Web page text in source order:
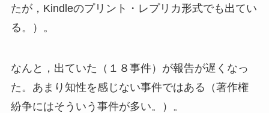
たが，Kindleのプリント・レプリカ形式でも出てい
る。）。
なんと，出ていた（１８事件）が報告が遅くなっ
た。あまり知性を感じない事件ではある（著作権
紛争にはそういう事件が多い。）。